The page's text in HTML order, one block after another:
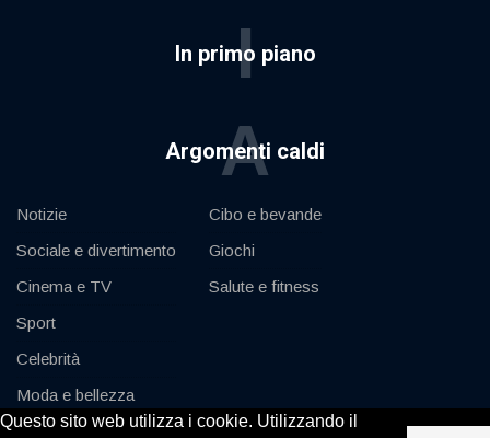
Questo sito web utilizza i cookie. Utilizzando il
In primo piano
I
Argomenti caldi
A
Notizie
Sociale e divertimento
Cinema e TV
Sport
Celebrità
Moda e bellezza
Auto e motore
Cibo e bevande
Giochi
Salute e fitness